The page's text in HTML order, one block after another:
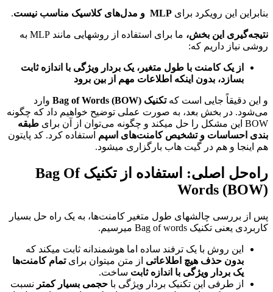
بنابراین این رویکرد برای MLP و مدل‌های کلاسیک مناسب نیست.
نتیجه‌گیری این بخش،
ما برای استفاده از روشهایی مانند MLP به
روشی نیاز داریم که:
از یک کامنت با طول متغیر، یک بردار ویژگی با اندازه ثابت
بسازد، بدون اینکه اطلاعات مهم از بین برود
و این دقیقاً جایی است کهتکنیک
وارد
می‌شود. در بخش بعد، به صورت عملی توضیح خواهیم داد که چگونه
BOW این مشکل را حل میکند و چگونه می‌توان از آن برای
طبقه
بندی احساسات و تشخیص کامنت‌های اسپم استفاده کرد. کد پایتون
هم اینجا و هم در گیت هاب بارگزاری میشود.
راه‌حل اصلی: استفاده از تکنیک Bag Of
Words (BOW)
پس از بررسی چالشهای طول متغیر کامنت‌ها، به یک راه‌ حل بسیار
کاربردی یعنی تکنیک Bag of words میرسیم.
این روش با یک ترفند ساده اما هوشمندانه ثابت میکند که
بدون حذف هیچ اطلاعاتی از متن میتوان برایتمام کامنت‌ها
یک بردار ویژگی با اندازه ثابت ساخت.
از طرفی این تکنیک بردار ویژگی با حجمی بسیار کمتر نسبت